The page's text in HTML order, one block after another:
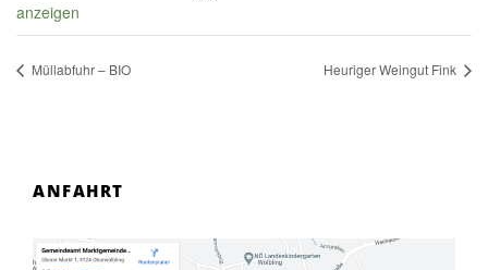
anzeigen
Müllabfuhr – BIO Heuriger Weingut Fink
ANFAHRT